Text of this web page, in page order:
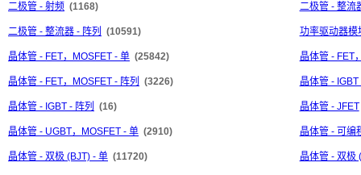
二极管 - 射频 (1168) 二极管 - 整流
二极管 - 整流器 - 阵列 (10591) 功率驱动器模
晶体管 - FET，MOSFET - 单 (25842) 晶体管 - FET
晶体管 - FET，MOSFET - 阵列 (3226) 晶体管 - IGBT
晶体管 - IGBT - 阵列 (16) 晶体管 - JFET
晶体管 - UGBT，MOSFET - 单 (2910) 晶体管 - 可编
晶体管 - 双极 (BJT) - 单 (11720) 晶体管 - 双极